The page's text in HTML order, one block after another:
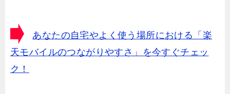
あなたの自宅やよく使う場所における「楽
天モバイルのつながりやすさ」を今すぐチェッ
ク！